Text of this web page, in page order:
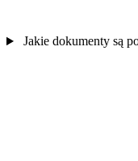
Jakie dokumenty są